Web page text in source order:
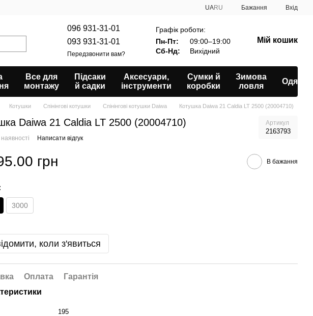
UARU Бажання Вхід
096 931-31-01
093 931-31-01
Передзвонити вам?
Графік роботи:
Пн-Пт:
09:00–19:00
Сб-Нд:
Вихідний
Мій кошик
Все для
монтажу
Підсаки
й садки
Аксесуари,
інструменти
Сумки й
коробки
Зимова
ловля
Одяг
Котушки Спінінгові котушки Спінінгові котушки Daiwa Котушка Daiwa 21 Caldia LT 2500 (20004710)
Daiwa 21 Caldia LT 2500 (20004710) Артикул
2163793
Написати відгук
грн В бажання
3000
коли з'явиться
Оплата
Гарантія
195